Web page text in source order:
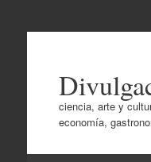
ciencia, arte y
economía,